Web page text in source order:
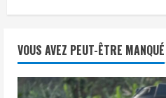
VOUS AVEZ PEUT-ÊTRE MANQUÉ